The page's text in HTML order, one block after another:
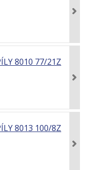
8010 77/21Z
8013 100/8Z